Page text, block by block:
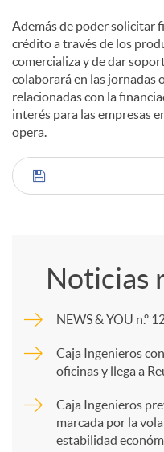
Además de poder solicitar
crédito a través de los
comercializa y de dar
colaborará en las jornadas
relacionadas con la
interés para las empresas
opera.
C
p
a
Noticias
NEWS & YOU n.º
Caja Ingenieros
oficinas y llega a
Caja Ingenieros
marcada por la
estabilidad